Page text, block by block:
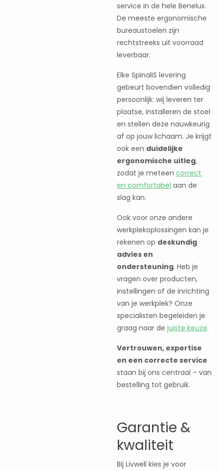
service in de hele Benelux.
De meeste ergonomische
bureaustoelen zijn
rechtstreeks uit voorraad
leverbaar.
Elke SpinaliS levering
gebeurt bovendien volledig
persoonlijk: wij leveren ter
plaatse, installeren de stoel
en stellen deze nauwkeurig
af op jouw lichaam. Je krijgt
ook een duidelijke
ergonomische uitleg,
zodat je meteen correct
en comfortabel aan de
slag kan.
Ook voor onze andere
werkplekoplossingen kan je
rekenen op deskundig
advies en
ondersteuning. Heb je
vragen over producten,
instellingen of de inrichting
van je werkplek? Onze
specialisten begeleiden je
graag naar de juiste keuze.
Vertrouwen, expertise
en een correcte service
staan bij ons centraal – van
bestelling tot gebruik.
Garantie &
kwaliteit
Bij Livwell kies je voor